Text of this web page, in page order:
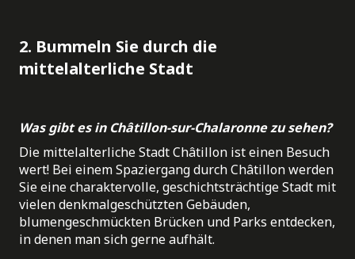
2. Bummeln Sie durch die
mittelalterliche Stadt
Was gibt es in Châtillon-sur-Chalaronne zu sehen?
Die mittelalterliche Stadt Châtillon ist einen Besuch
wert! Bei einem Spaziergang durch Châtillon werden
Sie eine charaktervolle, geschichtsträchtige Stadt mit
vielen denkmalgeschützten Gebäuden,
blumengeschmückten Brücken und Parks entdecken,
in denen man sich gerne aufhält.